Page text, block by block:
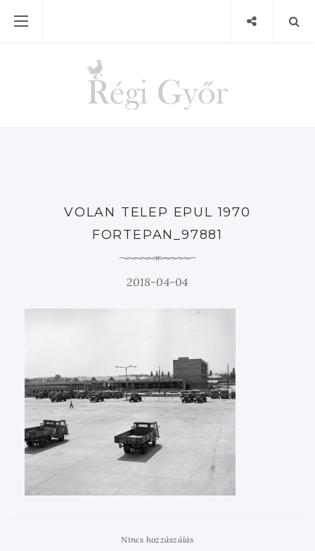
VOLAN TELEP EPUL 1970
FORTEPAN_97881
2018-04-04
Nincs hozzászálás